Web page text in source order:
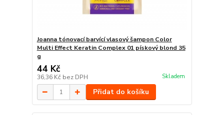
Joanna tónovací barvící vlasový šampon Color
Multi Effect Keratin Complex 01 pískový blond 35
g
44 Kč
36,36 Kč bez DPH Skladem
Přidat do košíku